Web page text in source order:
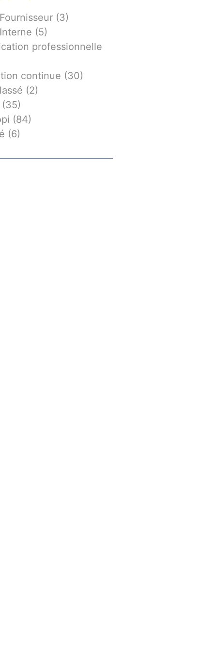
(3)
(5)
professionnelle
continue (30)
(2)
(35)
(84)
(6)